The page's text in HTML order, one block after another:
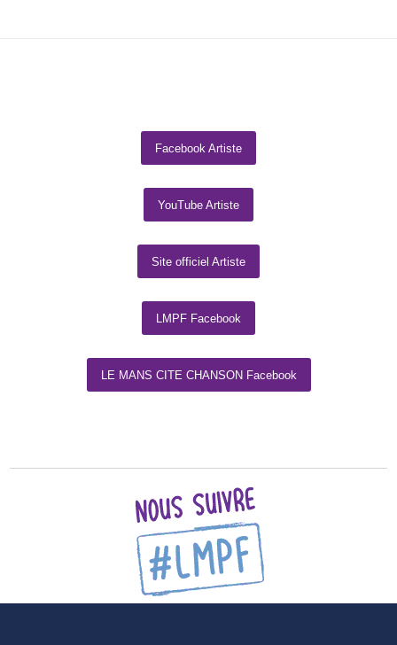
Facebook Artiste
YouTube Artiste
Site officiel Artiste
LMPF Facebook
LE MANS CITE CHANSON Facebook